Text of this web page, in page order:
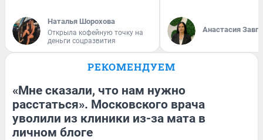
Наталья Шорохова
Открыла кофейную точку на
деньги соцразвития
Анастасия
РЕКОМЕНДУЕМ
«Мне сказали, что нам нужно
расстаться». Московского врача
уволили из клиники из-за мата в
личном блоге